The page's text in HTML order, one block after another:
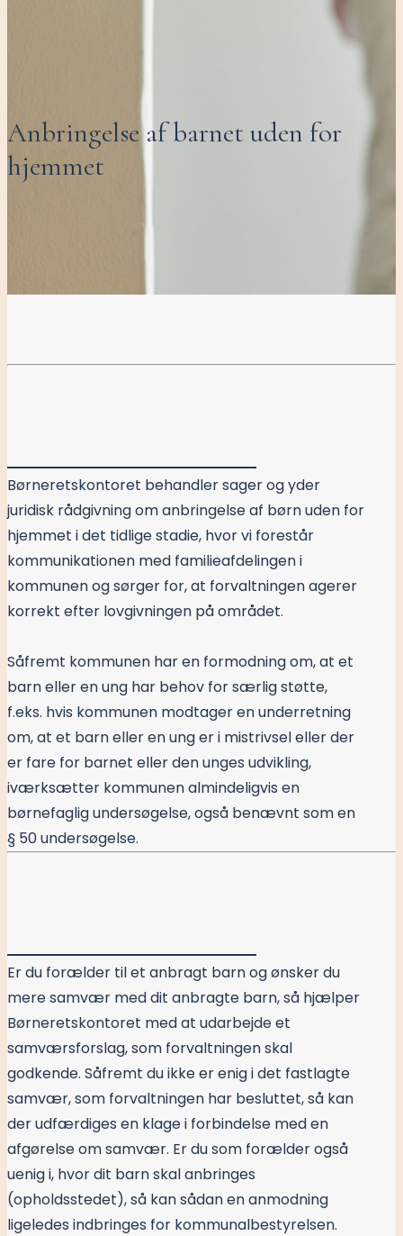
Anbringelse af barnet uden for
hjemmet
Børneretskontoret behandler sager og yder
juridisk rådgivning om anbringelse af børn uden for
hjemmet i det tidlige stadie, hvor vi forestår
kommunikationen med familieafdelingen i
kommunen og sørger for, at forvaltningen agerer
korrekt efter lovgivningen på området.
Såfremt kommunen har en formodning om, at et
barn eller en ung har behov for særlig støtte,
f.eks. hvis kommunen modtager en underretning
om, at et barn eller en ung er i mistrivsel eller der
er fare for barnet eller den unges udvikling,
iværksætter kommunen almindeligvis en
børnefaglig undersøgelse, også benævnt som en
§ 50 undersøgelse.
Er du forælder til et anbragt barn og ønsker du
mere samvær med dit anbragte barn, så hjælper
Børneretskontoret med at udarbejde et
samværsforslag, som forvaltningen skal
godkende. Såfremt du ikke er enig i det fastlagte
samvær, som forvaltningen har besluttet, så kan
der udfærdiges en klage i forbindelse med en
afgørelse om samvær. Er du som forælder også
uenig i, hvor dit barn skal anbringes
(opholdsstedet), så kan sådan en anmodning
ligeledes indbringes for kommunalbestyrelsen.